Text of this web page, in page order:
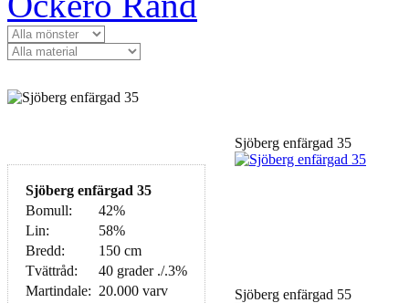
Sjöberg enfärgad 35
Bomull:
42%
Lin:
58%
Bredd:
150 cm
Tvättråd:
40 grader ./.3%
Martindale: 20.000 varv
Sjöberg enfärgad 35
Sjöberg enfärgad 55